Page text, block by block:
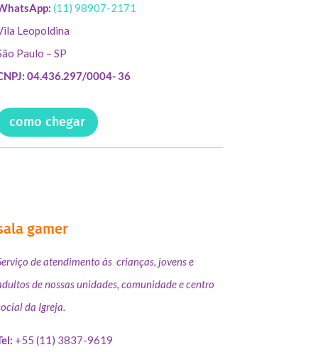
(11) 98907-2171
Leopoldina
Paulo – SP
04.436.297/0004- 36
como chegar
gamer
de atendimento às crianças, jovens e
de nossas unidades, comunidade e centro
da Igreja.
+55 (11) 3837-9619